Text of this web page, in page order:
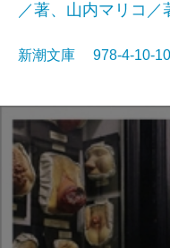
／著、山内マリコ／
新潮文庫 978-4-10-